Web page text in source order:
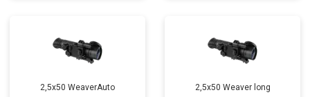
2,5x50 WeaverAuto 2,5x50 Weaver long